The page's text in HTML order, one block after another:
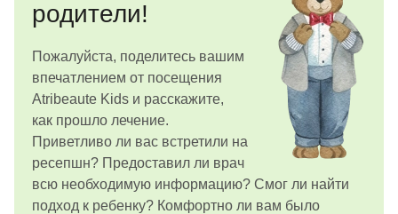
родители!
Пожалуйста, поделитесь вашим
впечатлением от посещения
Atribeaute Kids и расскажите,
как прошло лечение.
Приветливо ли вас встретили на
ресепшн? Предоставил ли врач
всю необходимую информацию? Смог ли найти
подход к ребенку? Комфортно ли вам было